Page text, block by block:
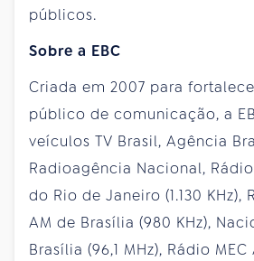
públicos.
Sobre a EBC
Criada em 2007 para
público de comunicação, a
veículos TV Brasil, Agência
Radioagência Nacional,
do Rio de Janeiro (1.130 KHz),
AM de Brasília (980 KHz),
Brasília (96,1 MHz), Rádio